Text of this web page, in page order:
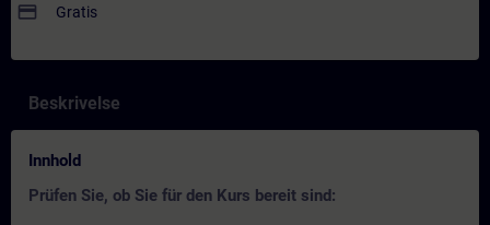
payment Gratis
Beskrivelse
Innhold
Prüfen Sie, ob Sie für den Kurs bereit sind: